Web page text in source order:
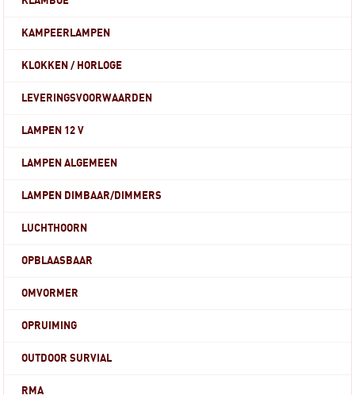
KAMPEERLAMPEN
KLOKKEN / HORLOGE
LEVERINGSVOORWAARDEN
LAMPEN 12 V
LAMPEN ALGEMEEN
LAMPEN DIMBAAR/DIMMERS
LUCHTHOORN
OPBLAASBAAR
OMVORMER
OPRUIMING
OUTDOOR SURVIAL
RMA